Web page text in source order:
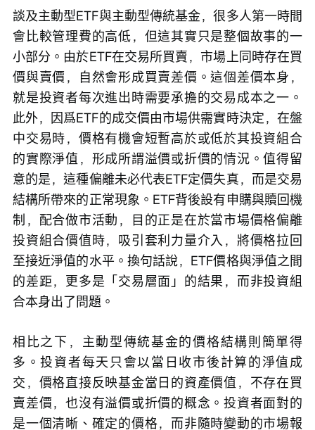
談及主動型ETF與主動型傳統基金，很多人第一時間
會比較管理費的高低，但這其實只是整個故事的一
小部分。由於ETF在交易所買賣，市場上同時存在買
價與賣價，自然會形成買賣差價。這個差價本身，
就是投資者每次進出時需要承擔的交易成本之一。
此外，因爲ETF的成交價由市場供需實時決定，在盤
中交易時，價格有機會短暫高於或低於其投資組合
的實際淨值，形成所謂溢價或折價的情況。值得留
意的是，這種偏離未必代表ETF定價失真，而是交易
結構所帶來的正常現象。ETF背後設有申購與贖回機
制，配合做市活動，目的正是在於當市場價格偏離
投資組合價值時，吸引套利力量介入，將價格拉回
至接近淨值的水平。換句話說，ETF價格與淨值之間
的差距，更多是「交易層面」的結果，而非投資組
合本身出了問題。
相比之下，主動型傳統基金的價格結構則簡單得
多。投資者每天只會以當日收市後計算的淨值成
交，價格直接反映基金當日的資產價值，不存在買
賣差價，也沒有溢價或折價的概念。投資者面對的
是一個清晰、確定的價格，而非隨時變動的市場報